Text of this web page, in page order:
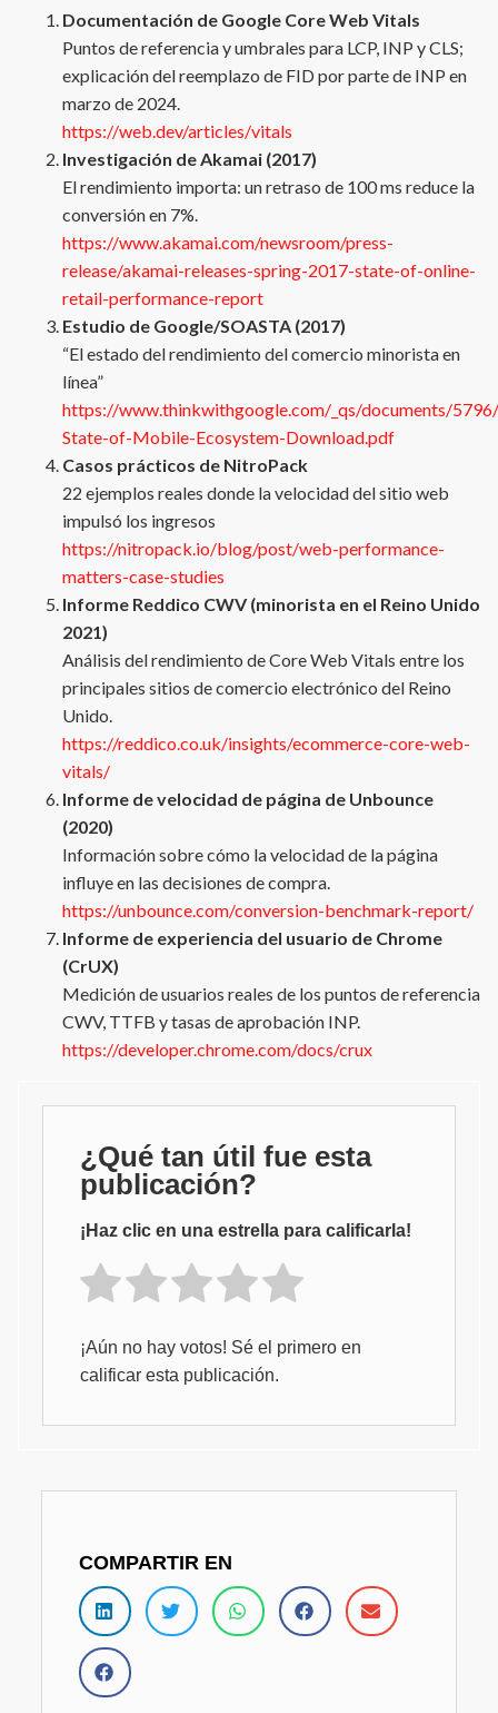
Documentación de Google Core Web Vitals
Puntos de referencia y umbrales para LCP, INP y CLS;
explicación del reemplazo de FID por parte de INP en
marzo de 2024.
https://web.dev/articles/vitals
Investigación de Akamai (2017)
El rendimiento importa: un retraso de 100 ms reduce la
conversión en 7%.
https://www.akamai.com/newsroom/press-
release/akamai-releases-spring-2017-state-of-online-
retail-performance-report
Estudio de Google/SOASTA (2017)
“El estado del rendimiento del comercio minorista en
línea”
https://www.thinkwithgoogle.com/_qs/documents/
State-of-Mobile-Ecosystem-Download.pdf
Casos prácticos de NitroPack
22 ejemplos reales donde la velocidad del sitio web
impulsó los ingresos
https://nitropack.io/blog/post/web-performance-
matters-case-studies
Informe Reddico CWV (minorista en el Reino Unido
2021)
Análisis del rendimiento de Core Web Vitals entre los
principales sitios de comercio electrónico del Reino
Unido.
https://reddico.co.uk/insights/ecommerce-core-web-
vitals/
Informe de velocidad de página de Unbounce
(2020)
Información sobre cómo la velocidad de la página
influye en las decisiones de compra.
https://unbounce.com/conversion-benchmark-report/
Informe de experiencia del usuario de Chrome
(CrUX)
Medición de usuarios reales de los puntos de referencia
CWV, TTFB y tasas de aprobación INP.
https://developer.chrome.com/docs/crux
¿Qué tan útil fue esta
publicación?
¡Haz clic en una estrella para calificarla!
¡Aún no hay votos! Sé el primero en
calificar esta publicación.
COMPARTIR EN